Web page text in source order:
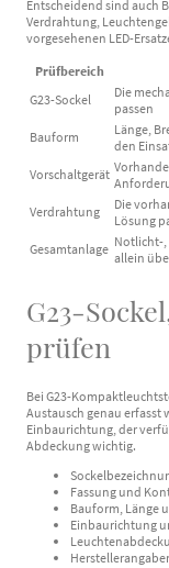
Entscheidend sind auch
Verdrahtung,
vorgesehenen LED-
Prüfbereich
G23-Sockel
Die
passen
Bauform
Länge,
den
Vorschaltgerät
Verdrahtung
Die
Lösung
Gesamtanlage Notlicht-,
allein
G23-
prüfen
Bei G23-
Austausch genau erfasst
Einbaurichtung, der
Abdeckung wichtig.
Fassung und
Bauform, Länge
Einbaurichtung